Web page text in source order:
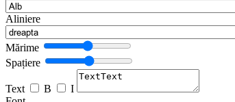
Aliniere
Mărime
Spațiere
Text B
I